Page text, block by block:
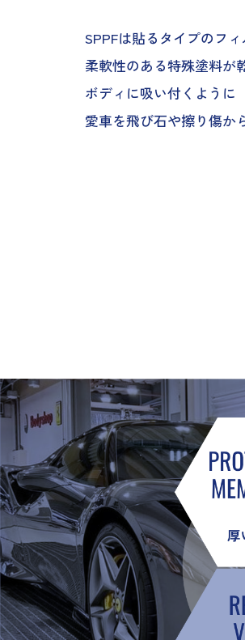
SPPFは貼るタイプのフ
柔軟性のある特殊塗料が
ボディに吸い付くように
愛車を飛び石や擦り傷か